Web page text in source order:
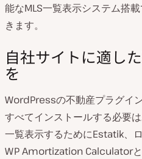
能なMLS一覧表示システム搭
きます。
自社サイトに適し
を
WordPressの不動産プラグイ
すべてインストールする必要
一覧表示するためにEstatik、
WP Amortization Calculator